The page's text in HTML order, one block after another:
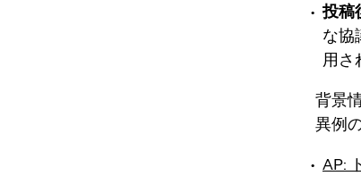
投稿
な協
用さ
背景
異例
AP: